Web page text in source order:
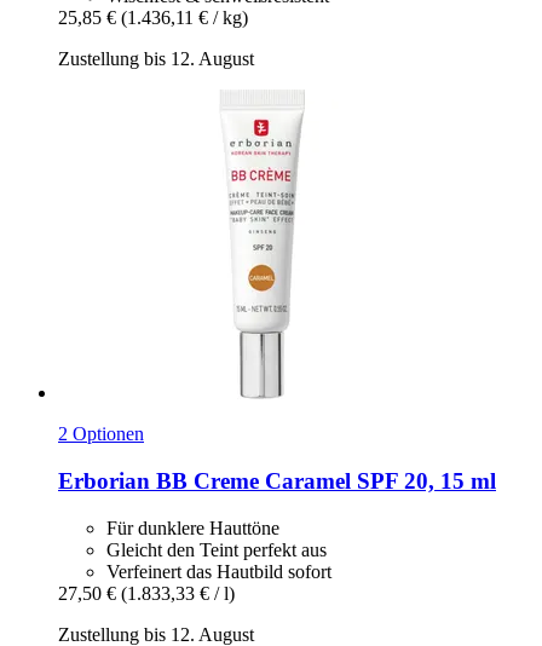
25,85 € (1.436,11 € / kg)
Zustellung bis 12. August
2 Optionen
Erborian BB Creme Caramel SPF 20, 15 ml
Für dunklere Hauttöne
Gleicht den Teint perfekt aus
Verfeinert das Hautbild sofort
27,50 € (1.833,33 € / l)
Zustellung bis 12. August